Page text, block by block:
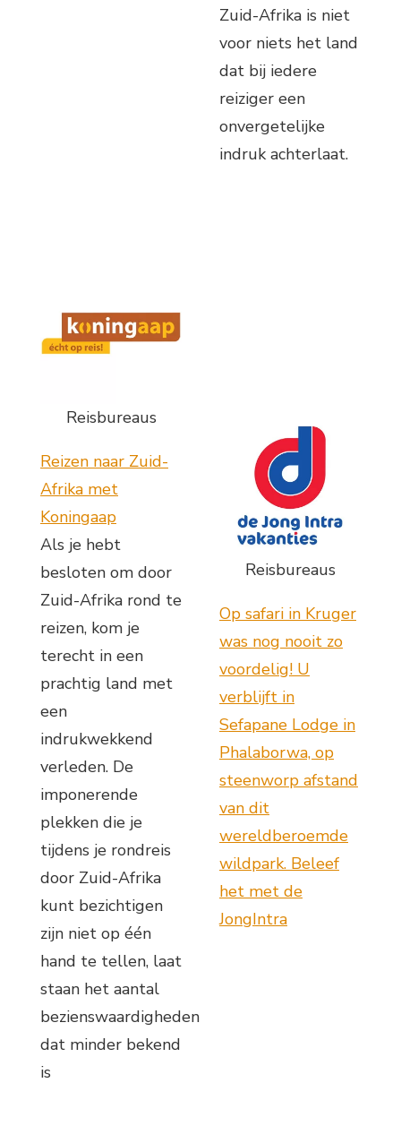
Zuid-Afrika is niet
voor niets het land
dat bij iedere
reiziger een
onvergetelijke
indruk achterlaat.
Reisbureaus
Reizen naar Zuid-
Afrika met
Koningaap
Als je hebt
besloten om door
Zuid-Afrika rond te
reizen, kom je
terecht in een
prachtig land met
een
indrukwekkend
verleden. De
imponerende
plekken die je
tijdens je rondreis
door Zuid-Afrika
kunt bezichtigen
zijn niet op één
hand te tellen, laat
staan het aantal
bezienswaardigheden
dat minder bekend
is
Reisbureaus
Op safari in Kruger
was nog nooit zo
voordelig! U
verblijft in
Sefapane Lodge in
Phalaborwa, op
steenworp afstand
van dit
wereldberoemde
wildpark. Beleef
het met de
JongIntra